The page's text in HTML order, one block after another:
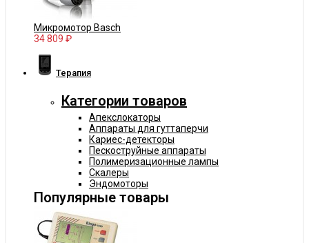
Микромотор Basch
34 809 ₽
Терапия
Категории товаров
Апекслокаторы
Аппараты для гуттаперчи
Кариес-детекторы
Пескоструйные аппараты
Полимеризационные лампы
Скалеры
Эндомоторы
Популярные товары